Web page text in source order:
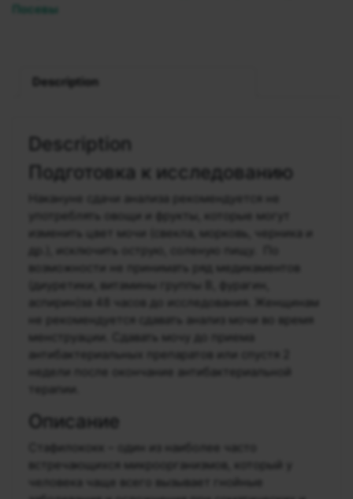
Посевы
Description
Description
Подготовка к исследованию
Накануне сдачи анализа рекомендуется не
изменить цвет мочи (свекла, морковь, черника и
возможности не принимать ряд медикаментов
(диуретики, витамины группы В, фурагин,
аспирин)за 48 часов до исследования. Женщинам
не рекомендуется сдавать анализ мочи во время
менструации. Сдавать мочу до приема
антибактериальных препаратов или спустя 2
недели после окончание антибактериальной
Описание
Стафилококк – один из наиболее часто
встречающихся микроорганизмов, который у
человека чаще всего вызывает гнойные